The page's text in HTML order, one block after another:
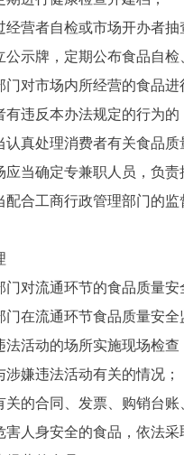
者自检或市场开办者抽
牌，定期公布食品自检
市场内所经营的食品进
反本办法规定的行为的
处理消费者有关食品质
确定专兼职人员，负责
工商行政管理部门的监
流通环节的食品质量安
流通环节食品质量安全
活动的场所实施现场检查
嫌违法活动有关的情况；
合同、发票、购销台账
身安全的食品，依法采